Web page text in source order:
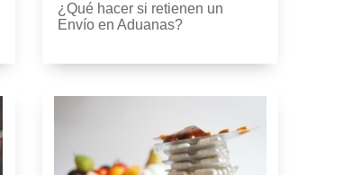
¿Qué hacer si retienen un
Envío en Aduanas?